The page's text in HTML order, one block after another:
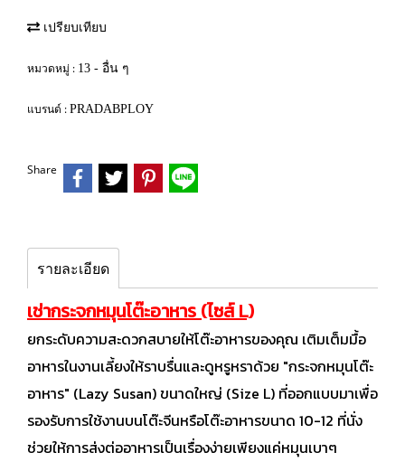
เปรียบเทียบ
หมวดหมู่ : 13 - อื่น ๆ
แบรนด์ : PRADABPLOY
Share
รายละเอียด
เช่ากระจกหมุนโต๊ะอาหาร (ไซส์ L)
ยกระดับความสะดวกสบายให้โต๊ะอาหารของคุณ เติมเต็มมื้อ
อาหารในงานเลี้ยงให้ราบรื่นและดูหรูหราด้วย "กระจกหมุนโต๊ะ
อาหาร" (Lazy Susan) ขนาดใหญ่ (Size L) ที่ออกแบบมาเพื่อ
รองรับการใช้งานบนโต๊ะจีนหรือโต๊ะอาหารขนาด 10-12 ที่นั่ง
ช่วยให้การส่งต่ออาหารเป็นเรื่องง่ายเพียงแค่หมุนเบาๆ